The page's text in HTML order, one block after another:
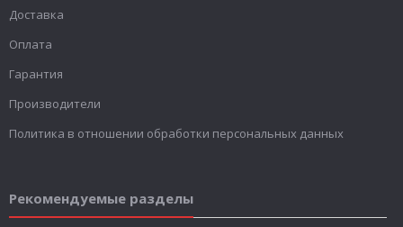
Доставка
Оплата
Гарантия
Производители
Политика в отношении обработки персональных данных
Рекомендуемые разделы